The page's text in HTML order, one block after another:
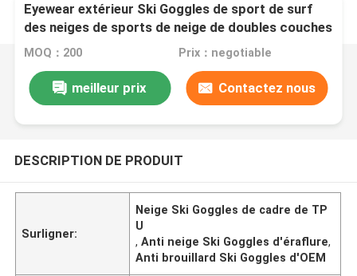
Eyewear extérieur Ski Goggles de sport de surf
des neiges de sports de neige de doubles couches
de miroir d'hiver fait sur commande antibrouillard
MOQ：200 Prix：negotiable
meilleur prix Contactez nous
DESCRIPTION DE PRODUIT
Surligner:
Neige Ski Goggles de cadre de TP
U
,Anti neige Ski Goggles d'éraflure,
Anti brouillard Ski Goggles d'OEM